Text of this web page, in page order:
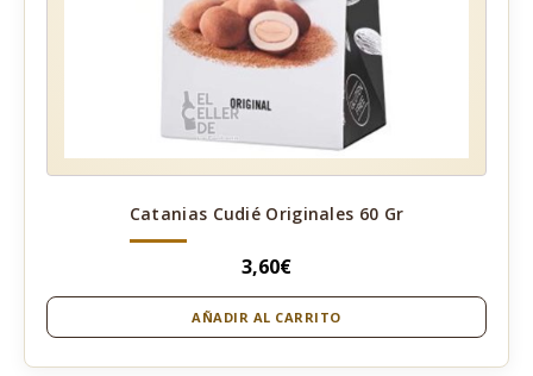
Catanias Cudié Originales 60 Gr
3,60€
AÑADIR AL CARRITO